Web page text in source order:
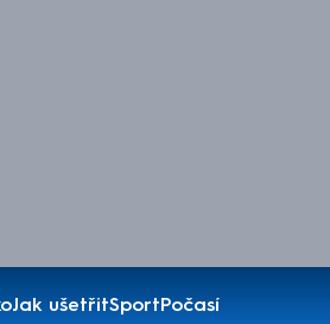
Jak ušetřitSportPočasí